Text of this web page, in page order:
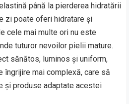
până la pierderea hidratării
zi poate oferi hidratare și
cele mai multe ori nu este
tuturor nevoilor pielii mature.
sănătos, luminos și uniform,
îngrijire mai complexă, care să
și produse adaptate acestei